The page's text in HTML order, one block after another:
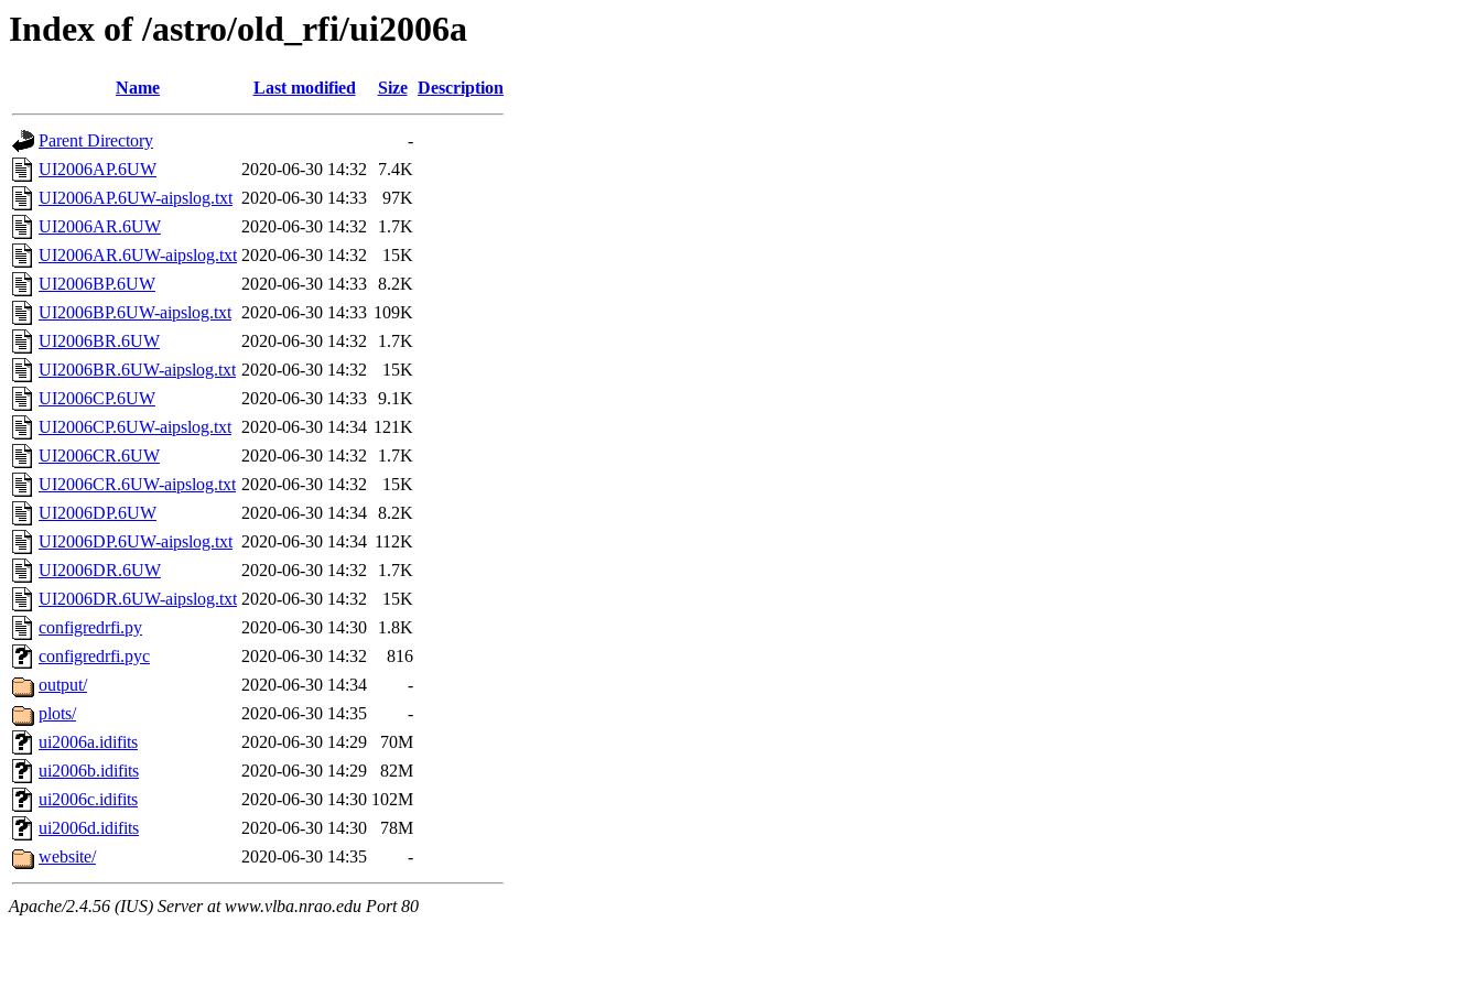
Index of /astro/old_rfi/ui2006a
Name Last modified Size Description
Parent Directory
-
UI2006AP.6UW
2020-06-30 14:32
7.4K
UI2006AP.6UW-aipslog.txt 2020-06-30 14:33
97K
UI2006AR.6UW
2020-06-30 14:32
1.7K
UI2006AR.6UW-aipslog.txt 2020-06-30 14:32
15K
UI2006BP.6UW
2020-06-30 14:33 8.2K
UI2006BP.6UW-aipslog.txt 2020-06-30 14:33 109K
UI2006BR.6UW
2020-06-30 14:32
1.7K
UI2006BR.6UW-aipslog.txt 2020-06-30 14:32
15K
UI2006CP.6UW
2020-06-30 14:33 9.1K
UI2006CP.6UW-aipslog.txt 2020-06-30 14:34 121K
UI2006CR.6UW
2020-06-30 14:32
1.7K
UI2006CR.6UW-aipslog.txt 2020-06-30 14:32
15K
UI2006DP.6UW
2020-06-30 14:34 8.2K
UI2006DP.6UW-aipslog.txt 2020-06-30 14:34 112K
UI2006DR.6UW
2020-06-30 14:32
1.7K
UI2006DR.6UW-aipslog.txt 2020-06-30 14:32
15K
configredrfi.py
2020-06-30 14:30
1.8K
configredrfi.pyc
2020-06-30 14:32
816
output/
2020-06-30 14:34
-
plots/
2020-06-30 14:35
-
ui2006a.idifits
2020-06-30 14:29
70M
ui2006b.idifits
2020-06-30 14:29
82M
ui2006c.idifits
2020-06-30 14:30 102M
ui2006d.idifits
2020-06-30 14:30
78M
website/
2020-06-30 14:35 -
Apache/2.4.56 (IUS) Server at www.vlba.nrao.edu Port 80